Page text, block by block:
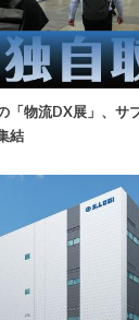
「物流DX展」、
結